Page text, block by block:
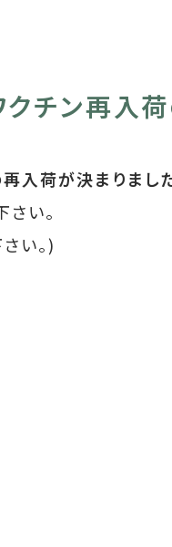
チン再入
入荷が決まりました
い。
い。)